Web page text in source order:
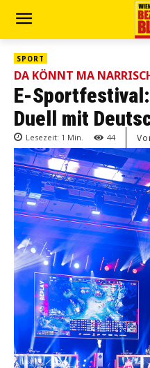
SPORT
DA KÖNNT MA
E-Sportfestival:
Duell mit
Lesezeit: 1 Min. 44